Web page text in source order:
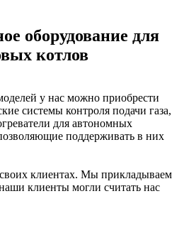
оборудование для
котлов
у нас можно приобрести
системы контроля подачи газа,
для автономных
поддерживать в них
клиентах. Мы прикладываем
клиенты могли считать нас